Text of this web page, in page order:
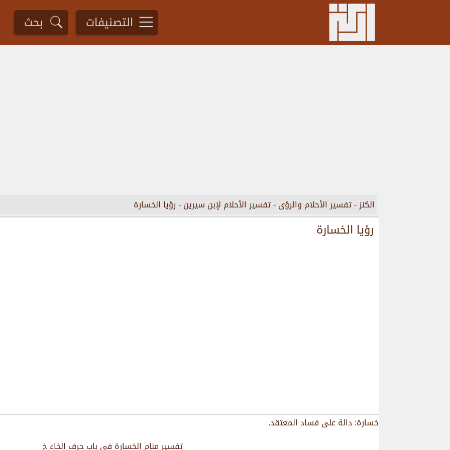
التصنيفات بحث
الكنز-تفسير الأحلام والرؤى-تفسير الأحلام لإبن سيرين-رؤيا الخسارة
رؤيا الخسارة
خسارة: دالة على فساد المعتقد.
تفسير منام الخسارة في باب حرف الخاء خ